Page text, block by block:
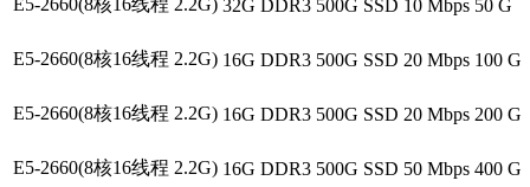
E5-2660(8核16线程 2.2G) 32G DDR3 500G SSD 10 Mbps 50 G
E5-2660(8核16线程 2.2G) 16G DDR3 500G SSD 20 Mbps 100 G
E5-2660(8核16线程 2.2G) 16G DDR3 500G SSD 20 Mbps 200 G
E5-2660(8核16线程 2.2G) 16G DDR3 500G SSD 50 Mbps 400 G